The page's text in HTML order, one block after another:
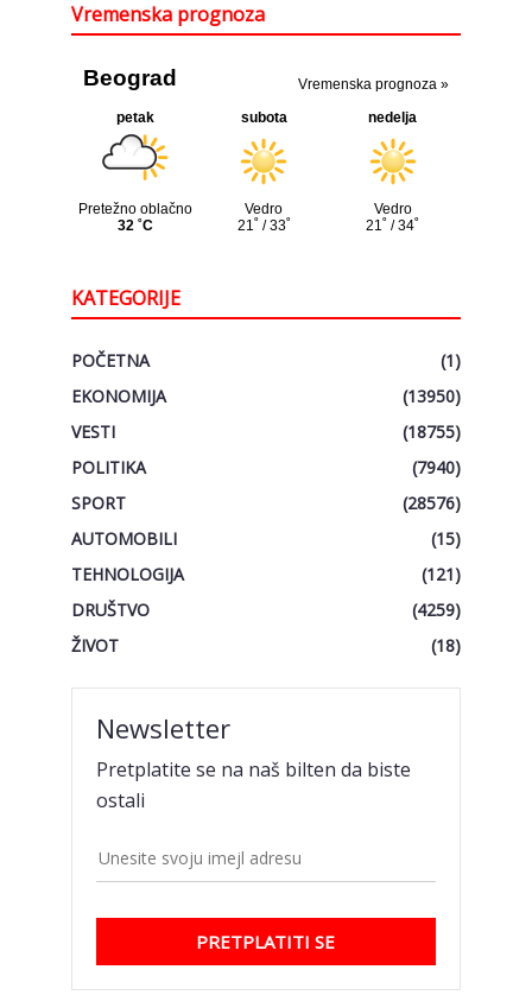
Vremenska prognoza
KATEGORIJE
POČETNA
(1)
EKONOMIJA
(13950)
VESTI
(18755)
POLITIKA
(7940)
SPORT
(28576)
AUTOMOBILI
(15)
TEHNOLOGIJA
(121)
DRUŠTVO
(4259)
ŽIVOT
(18)
Newsletter
Pretplatite se na naš bilten da biste
ostali
PRETPLATITI SE